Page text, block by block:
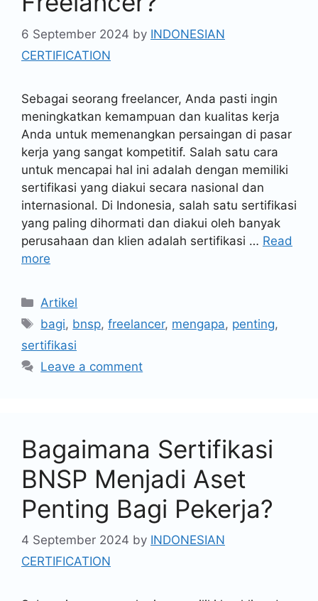
6 September 2024 by INDONESIAN
CERTIFICATION
Sebagai seorang freelancer, Anda pasti ingin
meningkatkan kemampuan dan kualitas kerja
Anda untuk memenangkan persaingan di pasar
kerja yang sangat kompetitif. Salah satu cara
untuk mencapai hal ini adalah dengan memiliki
sertifikasi yang diakui secara nasional dan
internasional. Di Indonesia, salah satu sertifikasi
yang paling dihormati dan diakui oleh banyak
perusahaan dan klien adalah sertifikasi … Read
more
Artikel
bagi, bnsp,freelancer, mengapa, penting,
sertifikasi
Leave a comment
Bagaimana Sertifikasi
BNSP Menjadi Aset
Penting Bagi Pekerja?
4 September 2024 by INDONESIAN
CERTIFICATION